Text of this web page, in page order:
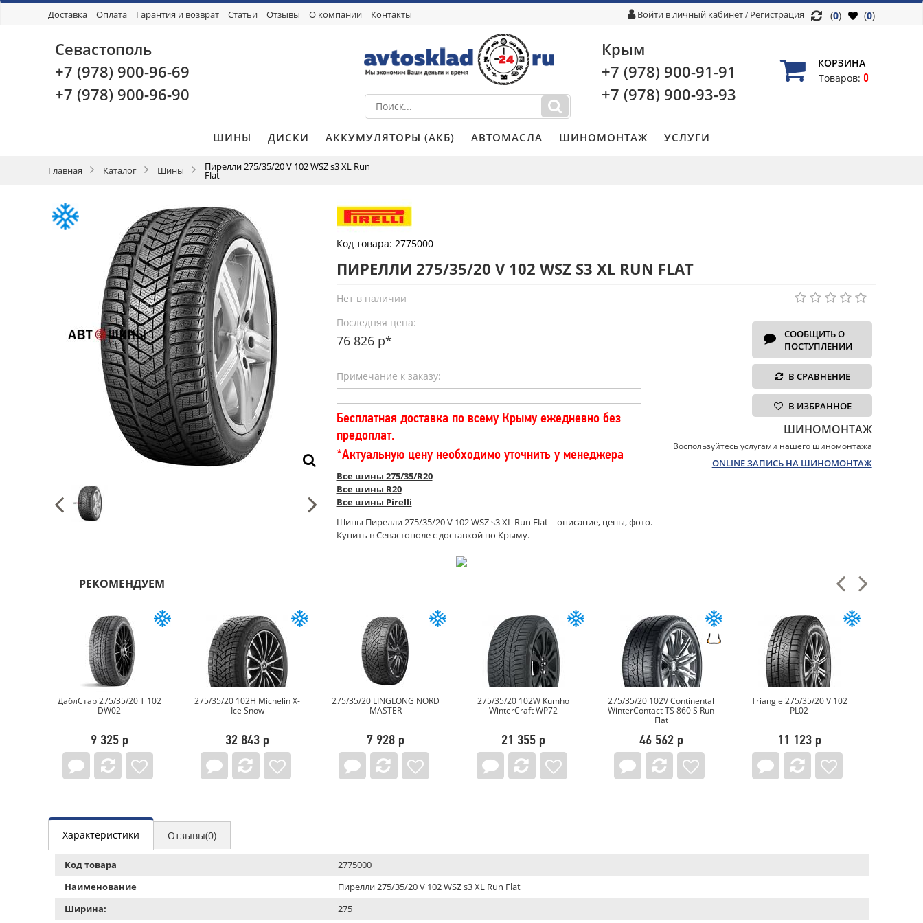
Доставка Оплата Гарантия и возврат Статьи Отзывы О компании Контакты Войти в личный кабинет/ Регистрация (0)
(0)
Севастополь
+7 (978) 900-96-69
+7 (978) 900-96-90
Крым
+7 (978) 900-91-91
+7 (978) 900-93-93
КОРЗИНА
Товаров: 0
ШИНЫ ДИСКИ АККУМУЛЯТОРЫ (АКБ) АВТОМАСЛА ШИНОМОНТАЖ УСЛУГИ
Главная Каталог Шины Пирелли 275/35/20 V 102 WSZ s3 XL Run
Flat
Код товара: 2775000
ПИРЕЛЛИ 275/35/20 V 102 WSZ S3 XL RUN FLAT
Нет в наличии
Последняя цена:
76 826 р*
Примечание к заказу:
Бесплатная доставка по всему Крыму ежедневно без
предоплат.
*Актуальную цену необходимо уточнить у менеджера
Все шины 275/35/R20
Все шины R20
Все шины Pirelli
Шины Пирелли 275/35/20 V 102 WSZ s3 XL Run Flat – описание, цены, фото.
Купить в Севастополе с доставкой по Крыму.
СООБЩИТЬ О
ПОСТУПЛЕНИИ
В СРАВНЕНИЕ
В ИЗБРАННОЕ
ШИНОМОНТАЖ
Воспользуйтесь услугами нашего шиномонтажа
ONLINE ЗАПИСЬ НА ШИНОМОНТАЖ
РЕКОМЕНДУЕМ
ДаблСтар 275/35/20 T 102
DW02
9 325 р
275/35/20 102H Michelin X-
Ice Snow
32 843 р
275/35/20 LINGLONG NORD
MASTER
7 928 р
275/35/20 102W Kumho
WinterCraft WP72
21 355 р
275/35/20 102V Continental
WinterContact TS 860 S Run
Flat
46 562 р
Triangle 275/35/20 V 102
PL02
11 123 р
Характеристики Отзывы(0)
Код товара
2775000
Наименование
Пирелли 275/35/20 V 102 WSZ s3 XL Run Flat
Ширина:
275